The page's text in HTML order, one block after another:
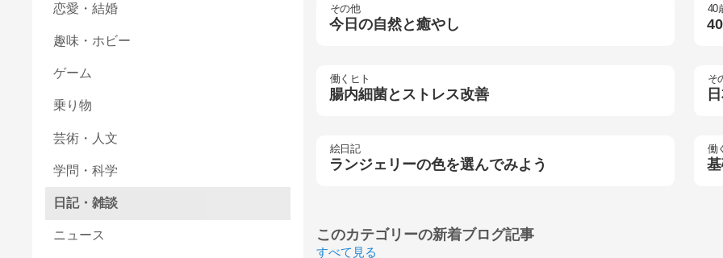
その他
今日の自然と癒やし
40
働くヒト
腸内細菌とストレス改善
そ
絵日記
ランジェリーの色を選んでみよう
働
このカテゴリーの新着ブログ記事
すべて見る
恋愛・結婚
趣味・ホビー
ゲーム
乗り物
芸術・人文
学問・科学
日記・雑談
ニュース